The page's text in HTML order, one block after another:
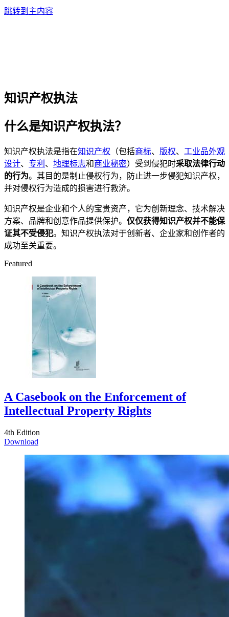
跳转到主内容
知识产权执法
什么是知识产权执法？
知识产权执法是指在知识产权 （包括商标、 版权、 工业品外观
设计、 专利 、 地理标志和商业秘密）受到侵犯时采取法律行动
的行为。其目的是制止侵权行为，防止进一步侵犯知识产权，
并对侵权行为造成的损害进行救济。
知识产权是企业和个人的宝贵资产，它为创新理念、技术解决
方案、品牌和创意作品提供保护。 仅仅获得知识产权并不能保
证其不受侵犯。知识产权执法对于创新者、企业家和创作者的
成功至关重要。
Featured
A Casebook on the Enforcement of
Intellectual Property Rights
4th Edition
Download